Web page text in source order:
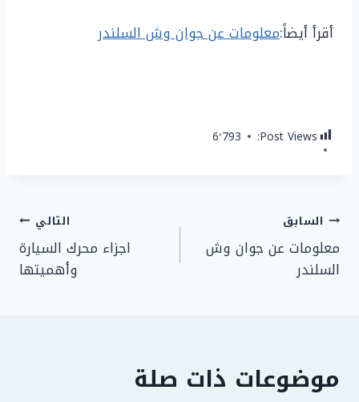
أقرأ أيضاً:معلومات عن جوان وش السلندر
Post Views: 6٬793
تصفّح
المقالات
السابق
معلومات عن جوان وش
السلندر
التالي
اجزاء محرك السيارة
وأهميتها
موضوعات ذات صلة